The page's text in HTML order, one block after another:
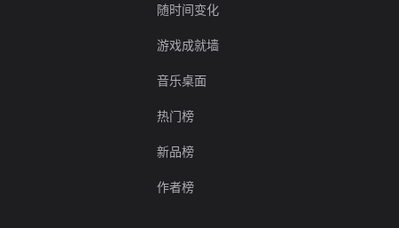
随时间变化
游戏成就墙
音乐桌面
热门榜
新品榜
作者榜